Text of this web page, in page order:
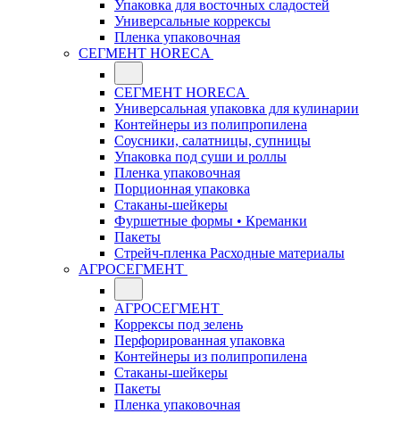
Упаковка для восточных сладостей
Универсальные коррексы
Пленка упаковочная
СЕГМЕНТ HORECA
СЕГМЕНТ HORECA
Универсальная упаковка для кулинарии
Контейнеры из полипропилена
Соусники, салатницы, супницы
Упаковка под суши и роллы
Пленка упаковочная
Порционная упаковка
Стаканы-шейкеры
Фуршетные формы • Креманки
Пакеты
Стрейч-пленка Расходные материалы
АГРОСЕГМЕНТ
АГРОСЕГМЕНТ
Коррексы под зелень
Перфорированная упаковка
Контейнеры из полипропилена
Стаканы-шейкеры
Пакеты
Пленка упаковочная